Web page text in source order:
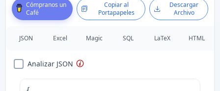
Cómpranos un
Café
Copiar al
Portapapeles
Descargar
Archivo
JSON Excel Magic SQL LaTeX HTML
Analizar JSON